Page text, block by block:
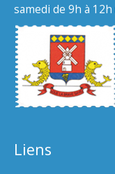
samedi de 9h à
Liens